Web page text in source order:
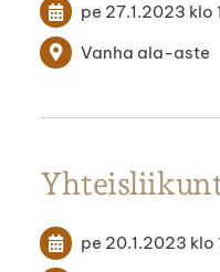
pe 27.1.2023 klo
Vanha ala-aste
pe 20.1.2023 klo